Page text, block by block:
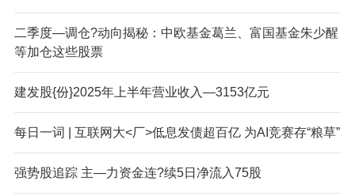
二季度—调仓?动向揭秘：中欧基金葛兰、富国基金朱少醒
等加仓这些股票
建发股{份}2025年上半年营业收入—3153亿元
每日一词 | 互联网大<厂>低息发债超百亿 为AI竞赛存“粮草”
强势股追踪 主—力资金连?续5日净流入75股